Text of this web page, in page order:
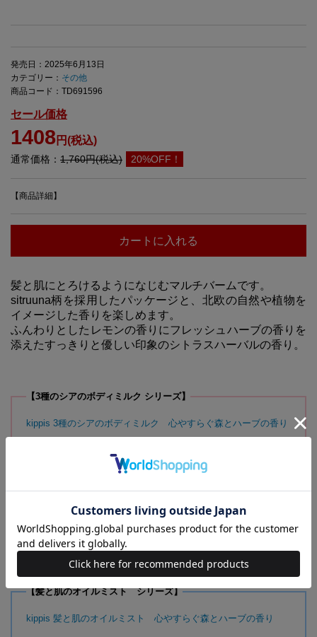
発売日：2025年6月13日
カテゴリー： その他
商品コード：TD691596
セール価格
1408円(税込)
通常価格： 1,760円(税込) 20%OFF！
【商品詳細】
カートに入れる
髪と肌にとろけるようになじむマルチバームです。
sitruuna柄を採用したパッケージと、北欧の自然や植物を
イメージした香りを楽しめます。
ふんわりとしたレモンの香りにフレッシュハーブの香りを
添えたすっきりと優しい印象のシトラスハーバルの香り。
【3種のシアのボディミルク シリーズ】
kippis 3種のシアのボディミルク 心やすらぐ森とハーブの香り
kippis 3種のシアのボディミルク やさしい陽だまり完熟アップ
ルの香り
【髪と肌のオイルミスト シリーズ】
kippis 髪と肌のオイルミスト 心やすらぐ森とハーブの香り